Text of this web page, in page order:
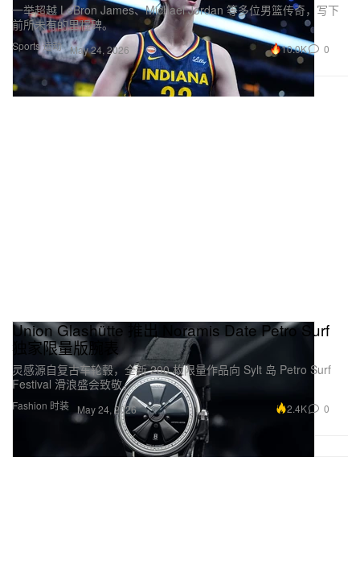
Sports 运动
一举超越 LeBron James、Michael Jordan 等多位男篮传奇，写下
前所未有的里程碑。
May 24, 2026 10.0K 0
Fashion 时装
Union Glashütte 推出 Noramis Date Petro Surf
独家限量版腕表
灵感源自复古车轮毂，全新 200 枚限量作品向 Sylt 岛 Petro Surf
Festival 滑浪盛会致敬。
May 24, 2026 2.4K 0